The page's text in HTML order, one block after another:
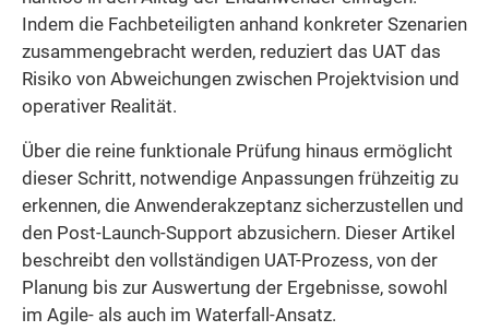
Indem die Fachbeteiligten anhand konkreter Szenarien
zusammengebracht werden, reduziert das UAT das
Risiko von Abweichungen zwischen Projektvision und
operativer Realität.
Über die reine funktionale Prüfung hinaus ermöglicht
dieser Schritt, notwendige Anpassungen frühzeitig zu
erkennen, die Anwenderakzeptanz sicherzustellen und
den Post-Launch-Support abzusichern. Dieser Artikel
beschreibt den vollständigen UAT-Prozess, von der
Planung bis zur Auswertung der Ergebnisse, sowohl
im Agile- als auch im Waterfall-Ansatz.